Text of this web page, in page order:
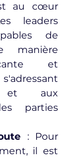
au cœur
leaders
de
manière
et
et aux
parties
: Pour
il est